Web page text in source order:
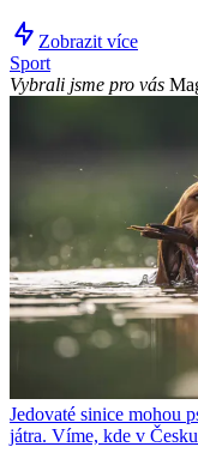
Zobrazit více
Sport
Vybrali jsme pro vás
Jedovaté sinice mohou
játra. Víme, kde v